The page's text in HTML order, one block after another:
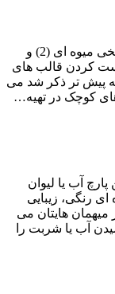
در مکعب های یخی میوه ای (1) و مکعب های یخی میوه ای (2) و
و نکات درست کردن قالب های
پیش تر ذکر شد می
های کوچک در تهیه…
آب یا لیوان
رنگی، زیبایی
میهمان هایتان می
آب یا شربت را